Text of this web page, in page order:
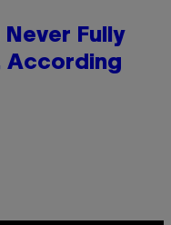
Fully
According